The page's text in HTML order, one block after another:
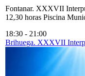
Fontanar. XXXVII
12,30 horas Piscina
18:30 - 21:00
Brihuega. XXXVII